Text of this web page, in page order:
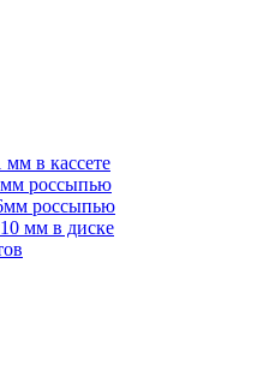
в кассете
россыпью
россыпью
мм в диске